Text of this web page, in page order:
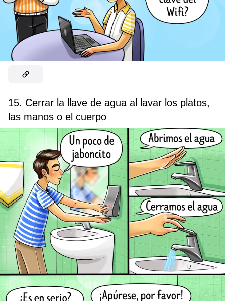
15. Cerrar la llave de agua al lavar los platos,
las manos o el cuerpo